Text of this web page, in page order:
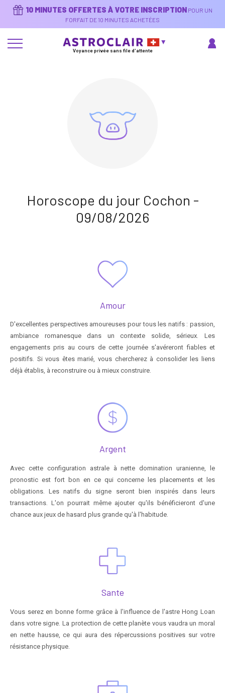
10 MINUTES OFFERTES À VOTRE INSCRIPTION POUR UN
FORFAIT DE 10 MINUTES ACHETÉES
Voyance privée sans file d'attente
Horoscope du jour Cochon -
09/08/2026
Amour
D'excellentes perspectives amoureuses pour tous les natifs : passion,
ambiance romanesque dans un contexte solide, sérieux. Les
engagements pris au cours de cette journée s'avéreront fiables et
positifs. Si vous êtes marié, vous chercherez à consolider les liens
déjà établis, à reconstruire ou à mieux construire.
Argent
Avec cette configuration astrale à nette domination uranienne, le
pronostic est fort bon en ce qui concerne les placements et les
obligations. Les natifs du signe seront bien inspirés dans leurs
transactions. L'on pourrait même ajouter qu'ils bénéficieront d'une
chance aux jeux de hasard plus grande qu'à l'habitude.
Sante
Vous serez en bonne forme grâce à l'influence de l'astre Hong Loan
dans votre signe. La protection de cette planète vous vaudra un moral
en nette hausse, ce qui aura des répercussions positives sur votre
résistance physique.